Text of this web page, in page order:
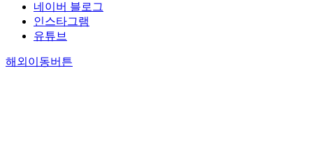
네이버 블로그
인스타그램
유튜브
해외이동버튼